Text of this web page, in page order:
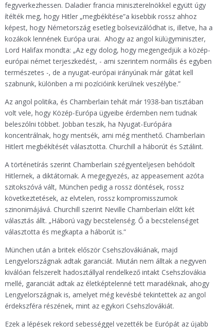
fegyverkezhessen. Daladier francia miniszterelnökkel együtt úgy
ítélték meg, hogy Hitler „megbékítése”a kisebbik rossz ahhoz
képest, hogy Németország esetleg bolsevizálódhat is, illetve, ha a
kozákok lennének Európa urai. Ahogy az angol külügyminiszter,
Lord Halifax mondta: „Az egy dolog, hogy megengedjük a közép-
európai német terjeszkedést, - ami szerintem normális és egyben
természetes -, de a nyugat-európai irányúnak már gátat kell
szabnunk, különben a mi pozícióink kerülnek veszélybe.”
Az angol politika, és Chamberlain tehát már 1938-ban tisztában
volt vele, hogy Közép-Európa ügyeibe érdemben nem tudnak
beleszólni többet. Jobban teszik, ha Nyugat-Európára
koncentrálnak, hogy mentsék, ami még menthető. Chamberlain
Hitlert megbékítését választotta. Churchill a háborút és Sztálint.
A történetírás szerint Chamberlain szégyenteljesen behódolt
Hitlernek, a diktátornak. A megegyezés, az appeasement azóta
szitokszóvá vált, München pedig a rossz döntések, rossz
következtetések, az elvtelen, rossz kompromisszumok
szinonimájává. Churchill szerint Neville Chamberlain előtt két
választás állt. „Háború vagy becstelenség. Ő a becstelenséget
választotta és megkapta a háborút is.”
München után a britek először Csehszlovákiának, majd
Lengyelországnak adtak garanciát. Miután nem álltak a negyven
kiválóan felszerelt hadosztállyal rendelkező intakt Csehszlovákia
mellé, garanciát adtak az életképtelenné tett maradéknak, ahogy
Lengyelországnak is, amelyet még kevésbé tekintettek az angol
érdekszféra részének, mint az egykori Csehszlovákiát.
Ezek a lépések rekord sebességgel vezették be Európát az újabb